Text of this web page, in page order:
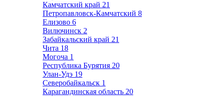
Камчатский край 21
Петропавловск-Камчатский 8
Елизово 6
Вилючинск 2
Забайкальский край 21
Чита 18
Могоча 1
Республика Бурятия 20
Улан-Удэ 19
Северобайкальск 1
Карагандинская область 20